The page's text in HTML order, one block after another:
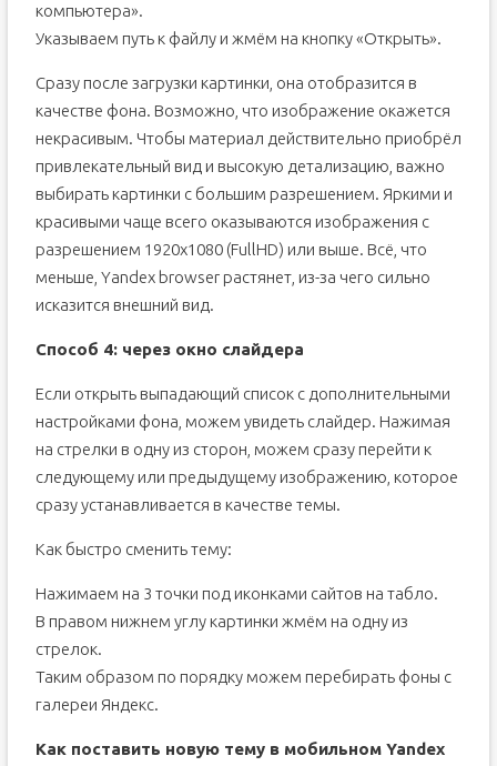
компьютера».
Указываем путь к файлу и жмём на кнопку «Открыть».
Сразу после загрузки картинки, она отобразится в
качестве фона. Возможно, что изображение окажется
некрасивым. Чтобы материал действительно приобрёл
привлекательный вид и высокую детализацию, важно
выбирать картинки с большим разрешением. Яркими и
красивыми чаще всего оказываются изображения с
разрешением 1920х1080 (FullHD) или выше. Всё, что
меньше, Yandex browser растянет, из-за чего сильно
исказится внешний вид.
Способ 4: через окно слайдера
Если открыть выпадающий список с дополнительными
настройками фона, можем увидеть слайдер. Нажимая
на стрелки в одну из сторон, можем сразу перейти к
следующему или предыдущему изображению, которое
сразу устанавливается в качестве темы.
Как быстро сменить тему:
Нажимаем на 3 точки под иконками сайтов на табло.
В правом нижнем углу картинки жмём на одну из
стрелок.
Таким образом по порядку можем перебирать фоны с
галереи Яндекс.
Как поставить новую тему в мобильном Yandex